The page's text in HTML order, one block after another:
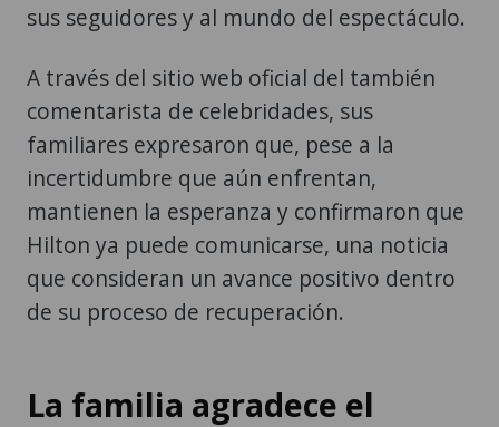
sus seguidores y al mundo del espectáculo.
A través del sitio web oficial del también
comentarista de celebridades, sus
familiares expresaron que, pese a la
incertidumbre que aún enfrentan,
mantienen la esperanza y confirmaron que
Hilton ya puede comunicarse, una noticia
que consideran un avance positivo dentro
de su proceso de recuperación.
La familia agradece el